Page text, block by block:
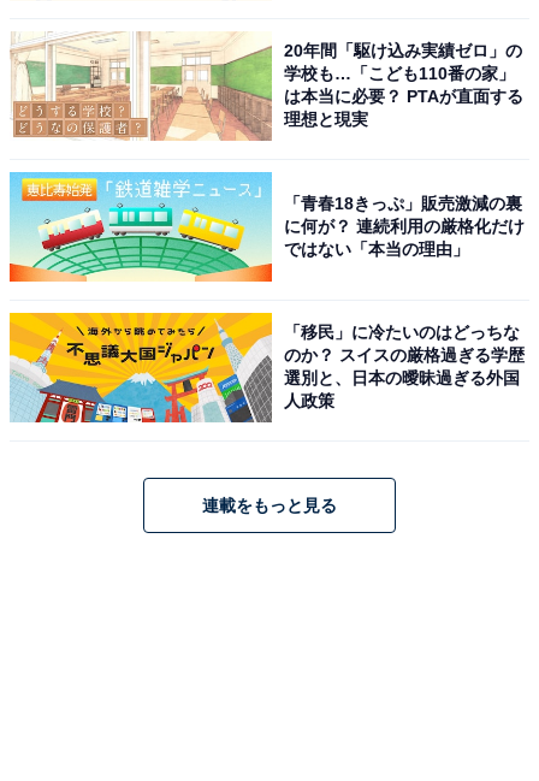
20年間「駆け込み実績ゼロ」の
学校も…「こども110番の家」
は本当に必要？ PTAが直面する
理想と現実
「青春18きっぷ」販売激減の裏
に何が？ 連続利用の厳格化だけ
ではない「本当の理由」
「移民」に冷たいのはどっちな
のか？ スイスの厳格過ぎる学歴
選別と、日本の曖昧過ぎる外国
人政策
連載をもっと見る